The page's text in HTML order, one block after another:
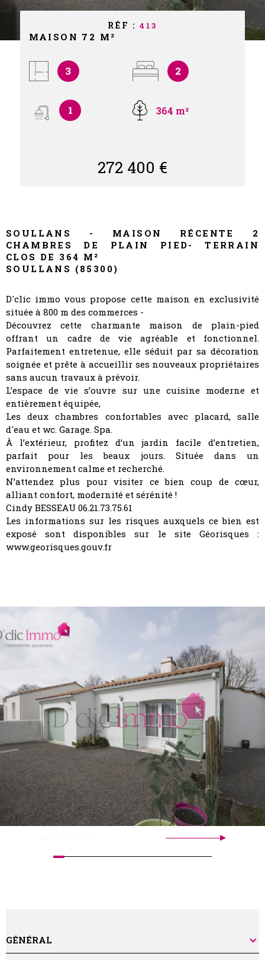
NOS
NOS
RÉF : 413
MAISON 72 M²
3 2
1 364 m²
272 400 €
SOULLANS - MAISON RÉCENTE 2
CHAMBRES DE PLAIN PIED- TERRAIN
CLOS DE 364 M²
SOULLANS (85300)
D'clic immo vous propose cette maison en exclusivité
située à 800 m des commerces -
Découvrez cette charmante maison de plain-pied
offrant un cadre de vie agréable et fonctionnel.
Parfaitement entretenue, elle séduit par sa décoration
soignée et prête à accueillir ses nouveaux propriétaires
sans aucun travaux à prévoir.
L’espace de vie s’ouvre sur une cuisine moderne et
entièrement équipée,
Les deux chambres confortables avec placard, salle
d'eau et wc. Garage. Spa.
À l’extérieur, profitez d’un jardin facile d’entretien,
parfait pour les beaux jours. Située dans un
environnement calme et recherché.
N’attendez plus pour visiter ce bien coup de cœur,
alliant confort, modernité et sérénité !
Cindy BESSEAU 06.21.73.75.61
Les informations sur les risques auxquels ce bien est
exposé sont disponibles sur le site Géorisques :
www.georisques.gouv.fr
GÉNÉRAL